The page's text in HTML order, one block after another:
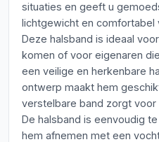
situaties en geeft u
lichtgewicht en comfortabel
Deze halsband is ideaal
komen of voor eigenaren
een veilige en herkenbare
ontwerp maakt hem
verstelbare band zorgt
De halsband is eenvoudig
hem afnemen met een